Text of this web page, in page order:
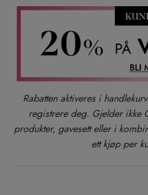
Rabatten aktiveres i
registrere deg. Gjelder ikke
produkter, gavesett eller i
ett kjøp per